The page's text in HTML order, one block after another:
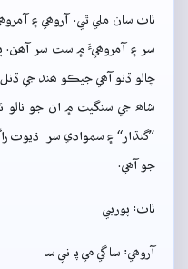
ٺاٺ سان ملي ٿي. آروھي ۽
سر ۽ آمروھيءَ ۾ ست سر آھن.
چالو ڏنو آھي جيڪو ھند جي
شاھ جي سنگيت ۾ ان جو نالو
”گنڌار“ ۽ سموادي سر ڌيوت
جو آھي.
ٺاٺ: پوربي
آروھي: سا گي مي پا ني سا